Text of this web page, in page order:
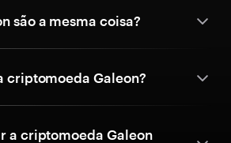
são a mesma coisa?
criptomoeda Galeon?
a criptomoeda Galeon